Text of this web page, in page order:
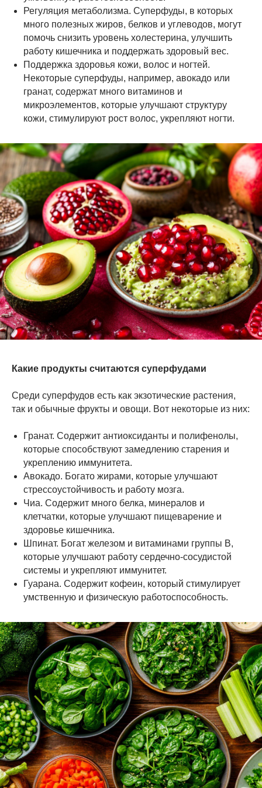
Регуляция метаболизма. Суперфуды, в которых
много полезных жиров, белков и углеводов, могут
помочь снизить уровень холестерина, улучшить
работу кишечника и поддержать здоровый вес.
Поддержка здоровья кожи, волос и ногтей.
Некоторые суперфуды, например, авокадо или
гранат, содержат много витаминов и
микроэлементов, которые улучшают структуру
кожи, стимулируют рост волос, укрепляют ногти.
Какие продукты считаются суперфудами
Среди суперфудов есть как экзотические растения,
так и обычные фрукты и овощи. Вот некоторые из них:
Гранат. Содержит антиоксиданты и полифенолы,
которые способствуют замедлению старения и
укреплению иммунитета.
Авокадо. Богато жирами, которые улучшают
стрессоустойчивость и работу мозга.
Чиа. Содержит много белка, минералов и
клетчатки, которые улучшают пищеварение и
здоровье кишечника.
Шпинат. Богат железом и витаминами группы В,
которые улучшают работу сердечно-сосудистой
системы и укрепляют иммунитет.
Гуарана. Содержит кофеин, который стимулирует
умственную и физическую работоспособность.